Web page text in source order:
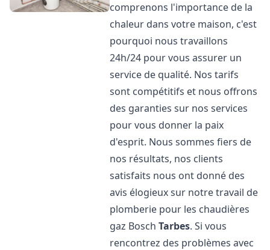
comprenons l'importance de la
chaleur dans votre maison, c'est
pourquoi nous travaillons
24h/24 pour vous assurer un
service de qualité. Nos tarifs
sont compétitifs et nous offrons
des garanties sur nos services
pour vous donner la paix
d'esprit. Nous sommes fiers de
nos résultats, nos clients
satisfaits nous ont donné des
avis élogieux sur notre travail de
plomberie pour les chaudières
gaz BoschTarbes. Si vous
rencontrez des problèmes avec